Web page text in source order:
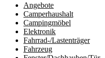
Angebote
Camperhaushalt
Campingmöbel
Elektronik
Fahrrad-/Lastenträger
Fahrzeug